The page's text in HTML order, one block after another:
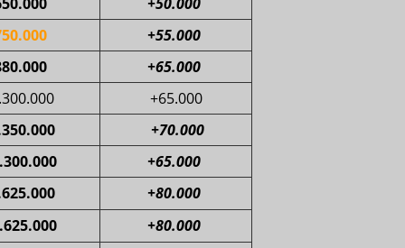
+55.000
+65.000
+65.000
+70.000
+65.000
+80.000
+80.000